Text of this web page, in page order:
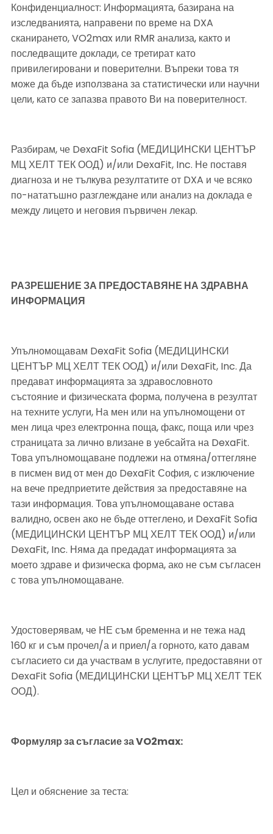
Конфиденциалност: Информацията, базирана на
изследванията, направени по време на DXA
сканирането, VO2max или RMR анализа, както и
последващите доклади, се третират като
привилегировани и поверителни. Въпреки това тя
може да бъде използвана за статистически или научни
цели, като се запазва правото Ви на поверителност.
Разбирам, че DexaFit Sofia (МЕДИЦИНСКИ ЦЕНТЪР
МЦ ХЕЛТ ТЕК ООД) и/или DexaFit, Inc. Не поставя
диагноза и не тълкува резултатите от DXA и че всяко
по-нататъшно разглеждане или анализ на доклада е
между лицето и неговия първичен лекар.
РАЗРЕШЕНИЕ ЗА ПРЕДОСТАВЯНЕ НА ЗДРАВНА
ИНФОРМАЦИЯ
Упълномощавам DexaFit Sofia (МЕДИЦИНСКИ
ЦЕНТЪР МЦ ХЕЛТ ТЕК ООД) и/или DexaFit, Inc. Да
предават информацията за здравословното
състояние и физическата форма, получена в резултат
на техните услуги, На мен или на упълномощени от
мен лица чрез електронна поща, факс, поща или чрез
страницата за лично влизане в уебсайта на DexaFit.
Това упълномощаване подлежи на отмяна/оттегляне
в писмен вид от мен до DexaFit София, с изключение
на вече предприетите действия за предоставяне на
тази информация. Това упълномощаване остава
валидно, освен ако не бъде оттеглено, и DexaFit Sofia
(МЕДИЦИНСКИ ЦЕНТЪР МЦ ХЕЛТ ТЕК ООД) и/или
DexaFit, Inc. Няма да предадат информацията за
моето здраве и физическа форма, ако не съм съгласен
с това упълномощаване.
Удостоверявам, че НЕ съм бременна и не тежа над
160 кг и съм прочел/а и приел/а горното, като давам
съгласието си да участвам в услугите, предоставяни от
DexaFit Sofia (МЕДИЦИНСКИ ЦЕНТЪР МЦ ХЕЛТ ТЕК
ООД).
Формуляр за съгласие за VO2max:
Цел и обяснение за теста: